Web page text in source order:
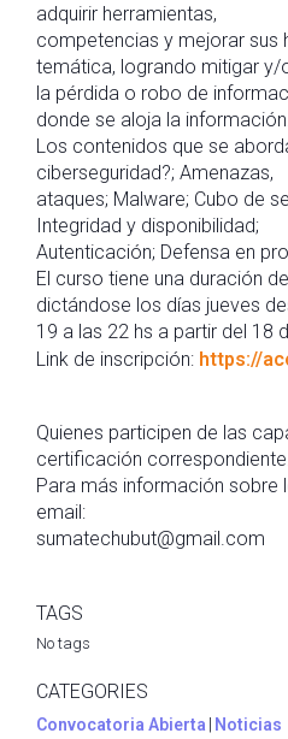
adquirir herramientas,
competencias y mejorar sus
temática, logrando mitigar y/
la pérdida o robo de
donde se aloja la
Los contenidos que se
ciberseguridad?; Amenazas,
ataques; Malware; Cubo de
Integridad y disponibilidad;
Autenticación; Defensa en
El curso tiene una duración
dictándose los días jueves
19 a las 22 hs a partir del 18
Link de inscripción: https://
Quienes participen de las
certificación
Para más información sobre
email:
sumatechubut@gmail.com
TAGS
No tags
CATEGORIES
Convocatoria Abierta Noticias